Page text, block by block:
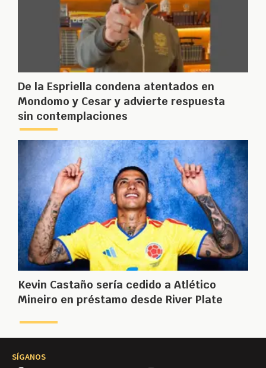
De la Espriella condena atentados en
Mondomo y Cesar y advierte respuesta
sin contemplaciones
Kevin Castaño sería cedido a Atlético
Mineiro en préstamo desde River Plate
SÍGANOS